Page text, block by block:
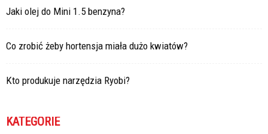
Jaki olej do Mini 1.5 benzyna?
Co zrobić żeby hortensja miała dużo kwiatów?
Kto produkuje narzędzia Ryobi?
KATEGORIE